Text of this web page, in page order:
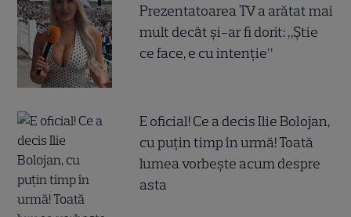
Prezentatoarea TV a arătat mai
mult decât și-ar fi dorit: „Știe
ce face, e cu intenție”
E oficial! Ce a decis Ilie Bolojan,
cu puțin timp în urmă! Toată
lumea vorbește acum despre
asta